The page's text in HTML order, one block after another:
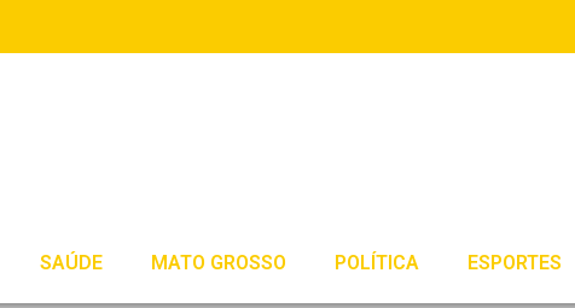
SAÚDE MATO GROSSO POLÍTICA ESPORTES